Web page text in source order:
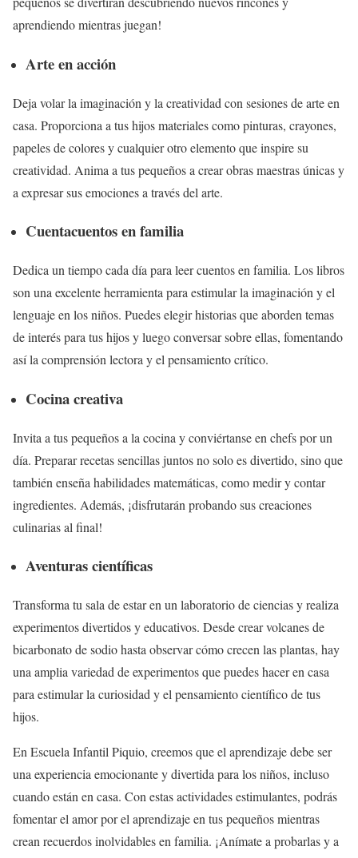
aprendiendo mientras juegan!
Arte en acción
Deja volar la imaginación y la creatividad con sesiones de arte en
casa. Proporciona a tus hijos materiales como pinturas, crayones,
papeles de colores y cualquier otro elemento que inspire su
creatividad. Anima a tus pequeños a crear obras maestras únicas y
a expresar sus emociones a través del arte.
Cuentacuentos en familia
Dedica un tiempo cada día para leer cuentos en familia. Los libros
son una excelente herramienta para estimular la imaginación y el
lenguaje en los niños. Puedes elegir historias que aborden temas
de interés para tus hijos y luego conversar sobre ellas, fomentando
así la comprensión lectora y el pensamiento crítico.
Cocina creativa
Invita a tus pequeños a la cocina y conviértanse en chefs por un
día. Preparar recetas sencillas juntos no solo es divertido, sino que
también enseña habilidades matemáticas, como medir y contar
ingredientes. Además, ¡disfrutarán probando sus creaciones
culinarias al final!
Aventuras científicas
Transforma tu sala de estar en un laboratorio de ciencias y realiza
experimentos divertidos y educativos. Desde crear volcanes de
bicarbonato de sodio hasta observar cómo crecen las plantas, hay
una amplia variedad de experimentos que puedes hacer en casa
para estimular la curiosidad y el pensamiento científico de tus
hijos.
En Escuela Infantil Piquio, creemos que el aprendizaje debe ser
una experiencia emocionante y divertida para los niños, incluso
cuando están en casa. Con estas actividades estimulantes, podrás
fomentar el amor por el aprendizaje en tus pequeños mientras
crean recuerdos inolvidables en familia. ¡Anímate a probarlas y a